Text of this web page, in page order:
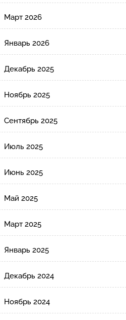
Март 2026
Январь 2026
Декабрь 2025
Ноябрь 2025
Сентябрь 2025
Июль 2025
Июнь 2025
Май 2025
Март 2025
Январь 2025
Декабрь 2024
Ноябрь 2024